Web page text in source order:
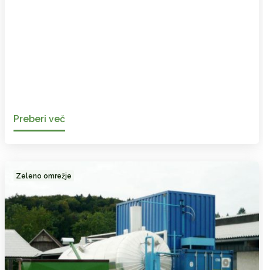
Preberi več
Zeleno omrežje